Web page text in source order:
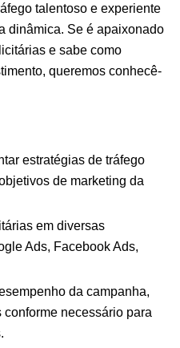
talentoso e experiente
dinâmica. Se é apaixonado
e sabe como
queremos conhecê-
estratégias de tráfego
de marketing da
em diversas
Ads, Facebook Ads,
da campanha,
necessário para